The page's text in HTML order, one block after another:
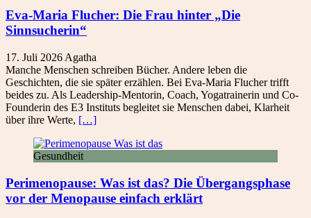
Eva-Maria Flucher: Die Frau hinter „Die
Sinnsucherin“
17. Juli 2026 Agatha
Manche Menschen schreiben Bücher. Andere leben die
Geschichten, die sie später erzählen. Bei Eva-Maria Flucher trifft
beides zu. Als Leadership-Mentorin, Coach, Yogatrainerin und Co-
Founderin des E3 Instituts begleitet sie Menschen dabei, Klarheit
über ihre Werte, […]
Gesundheit
Perimenopause: Was ist das? Die Übergangsphase
vor der Menopause einfach erklärt